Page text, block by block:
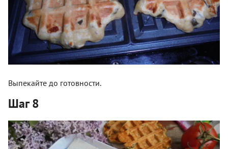
Выпекайте до готовности.
Шаг 8